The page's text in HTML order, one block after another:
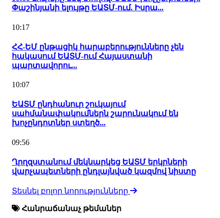
Փաշինյանի ելույթը ԵԱՏՄ-ում. Իսրա...
10:17
ՀՀ-ԵՄ ընթացիկ հարաբերությունները չեն
հակասում ԵԱՏՄ-ում Հայաստանի
պարտավորու...
10:07
ԵԱՏՄ ընդհանուր շուկայում
սահմանափակումներն շարունակում են
խոչընդոտներ ստեղծ...
09:56
Ղրղզստանում մեկնարկեց ԵԱՏՄ երկրների
վարչապետների ընդլայնված կազմով նիստը
Տեսնել բոլոր նորությունները
Հանրաճանաչ թեմաներ